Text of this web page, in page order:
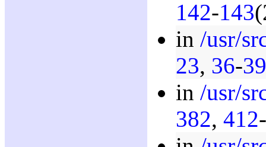
142-143
in /usr/
23, 36-39
in /usr/
382, 412-